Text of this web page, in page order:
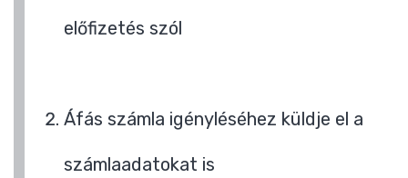
előfizetés szól
Áfás számla igényléséhez küldje el a
számlaadatokat is